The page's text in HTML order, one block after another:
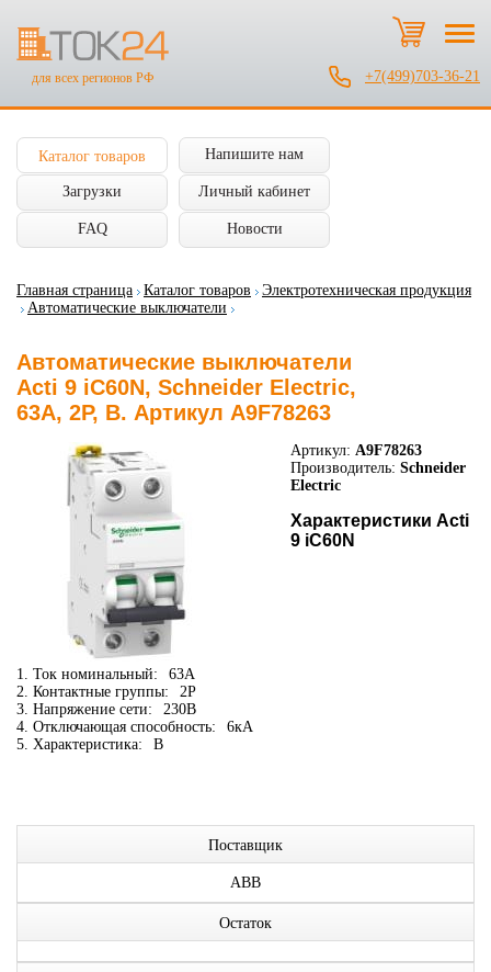
для всех регионов РФ +7(499)703-36-21
Каталог товаров Напишите нам
Загрузки Личный кабинет
FAQ Новости
Главная страница Каталог товаров
Электротехническая продукция
Автоматические выключатели
Автоматические выключатели
Acti 9 iC60N, Schneider Electric,
63А, 2P, B. Артикул A9F78263
Артикул: A9F78263
Производитель: Schneider
Electric
Характеристики Acti
9 iC60N
1. Ток номинальный:
63А
2. Контактные группы:
2P
3. Напряжение сети:
230В
4. Отключающая способность:
6кА
5. Характеристика:
B
Поставщик
ABB
Остаток